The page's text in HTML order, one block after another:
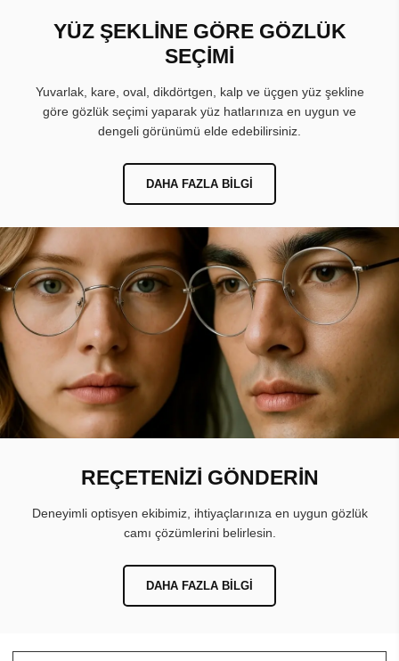
YÜZ ŞEKLİNE GÖRE GÖZLÜK
SEÇİMİ
Yuvarlak, kare, oval, dikdörtgen, kalp ve üçgen yüz şekline
göre gözlük seçimi yaparak yüz hatlarınıza en uygun ve
dengeli görünümü elde edebilirsiniz.
DAHA FAZLA BILGI
REÇETENİZİ GÖNDERİN
Deneyimli optisyen ekibimiz, ihtiyaçlarınıza en uygun gözlük
camı çözümlerini belirlesin.
DAHA FAZLA BILGI